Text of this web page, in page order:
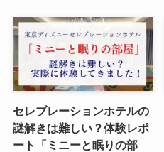
セレブレーションホテルの
謎解きは難しい？体験レポ
ート「ミニーと眠りの部